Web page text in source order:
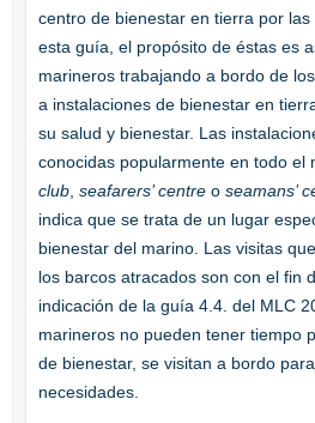
centro de bienestar en tierra por
esta guía, el propósito de éstas es
marineros trabajando a bordo de
a instalaciones de bienestar en
su salud y bienestar. Las
conocidas popularmente en todo el
club, seafarers’ centreo seamans’
indica que se trata de un lugar
bienestar del marino. Las visitas
los barcos atracados son con el fin
indicación de la guía 4.4. del MLC
marineros no pueden tener tiempo
de bienestar, se visitan a bordo
necesidades.